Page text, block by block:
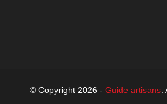
© Copyright 2026 - Guide artisans.